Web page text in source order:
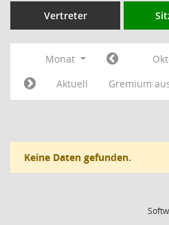
Vertreter
Monat
Aktuell
Gremium
Keine Daten gefunden.